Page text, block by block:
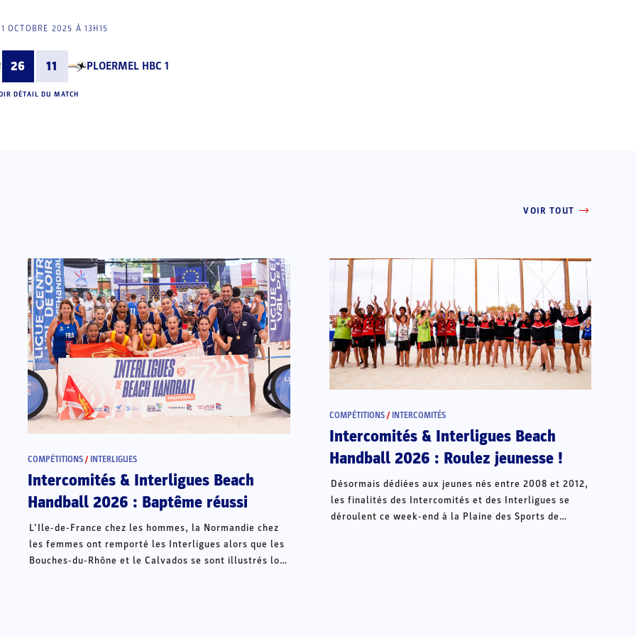
OCTOBRE 2025 À 13H15
26 11 PLOERMEL HBC 1
DÉTAIL DU MATCH
VOIR TOUT
COMPÉTITIONS / INTERLIGUES
Intercomités & Interligues Beach
Handball 2026 : Baptême réussi
L’Ile-de-France chez les hommes, la Normandie chez
les femmes ont remporté les Interligues alors que les
Bouches-du-Rhône et le Calvados se sont illustrés lors
COMPÉTITIONS / INTERCOMITÉS
Intercomités & Interligues Beach
Handball 2026 : Roulez jeunesse !
Désormais dédiées aux jeunes nés entre 2008 et 2012,
les finalités des Intercomités et des Interligues se
déroulent ce week-end à la Plaine des Sports de